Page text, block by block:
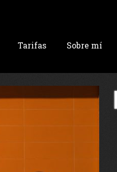
Tarifas Sobre mí